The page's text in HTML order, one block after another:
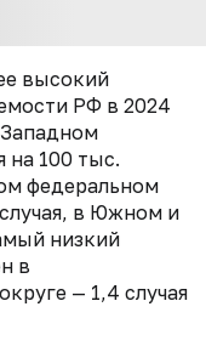
высокий
РФ в 2024
на 100 тыс.
федеральном
в Южном и
низкий
в
— 1,4 случая